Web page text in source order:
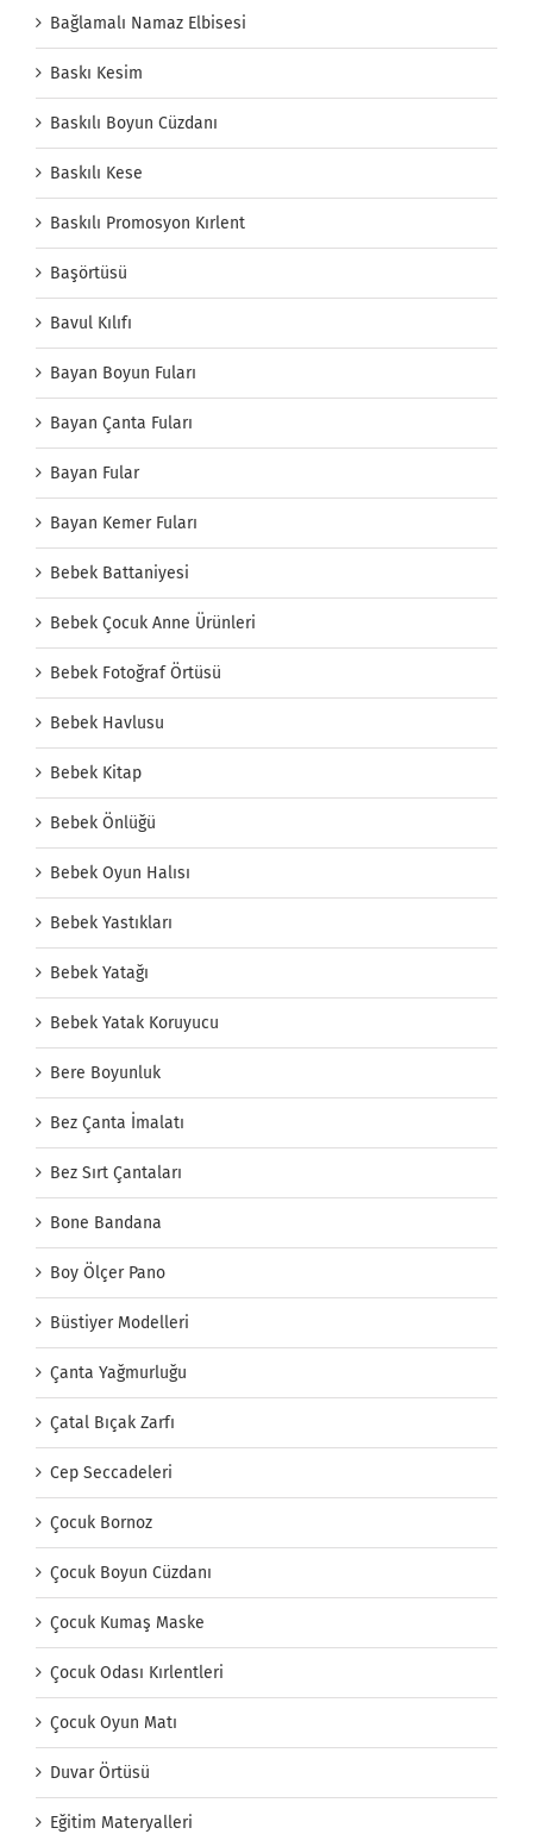
Bağlamalı Namaz Elbisesi
Baskı Kesim
Baskılı Boyun Cüzdanı
Baskılı Kese
Baskılı Promosyon Kırlent
Başörtüsü
Bavul Kılıfı
Bayan Boyun Fuları
Bayan Çanta Fuları
Bayan Fular
Bayan Kemer Fuları
Bebek Battaniyesi
Bebek Çocuk Anne Ürünleri
Bebek Fotoğraf Örtüsü
Bebek Havlusu
Bebek Kitap
Bebek Önlüğü
Bebek Oyun Halısı
Bebek Yastıkları
Bebek Yatağı
Bebek Yatak Koruyucu
Bere Boyunluk
Bez Çanta İmalatı
Bez Sırt Çantaları
Bone Bandana
Boy Ölçer Pano
Büstiyer Modelleri
Çanta Yağmurluğu
Çatal Bıçak Zarfı
Cep Seccadeleri
Çocuk Bornoz
Çocuk Boyun Cüzdanı
Çocuk Kumaş Maske
Çocuk Odası Kırlentleri
Çocuk Oyun Matı
Duvar Örtüsü
Eğitim Materyalleri